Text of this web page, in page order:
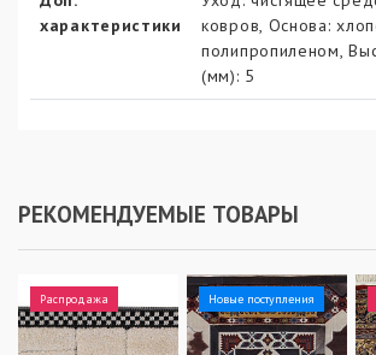
характеристики
ковров, Основа:
полипропиленом,
(мм): 5
РЕКОМЕНДУЕМЫЕ ТОВАРЫ
Распродажа Новые поступления